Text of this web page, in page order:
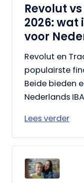
Revolut
2026: wat
voor
Revolut en
populairste
Beide bieden
Nederlands
Lees verder